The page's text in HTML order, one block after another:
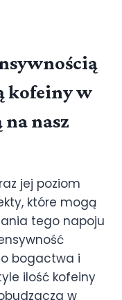
kofeiny w
nasz
jej poziom
które mogą
tego napoju
bogactwa i
ilość kofeiny
w